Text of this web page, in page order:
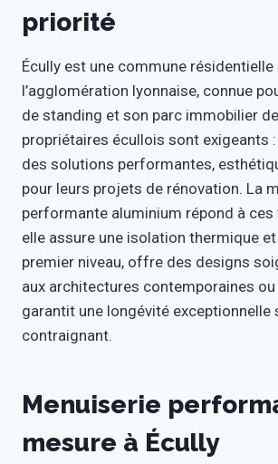
priorité
Écully est une commune résidentielle
l’agglomération lyonnaise, connue
de standing et son parc immobilier
propriétaires écullois sont exigeants
des solutions performantes,
pour leurs projets de rénovation. La
performante aluminium répond à
elle assure une isolation thermique
premier niveau, offre des designs
aux architectures contemporaines
garantit une longévité exceptionnelle
contraignant.
Menuiserie
mesure à Écully